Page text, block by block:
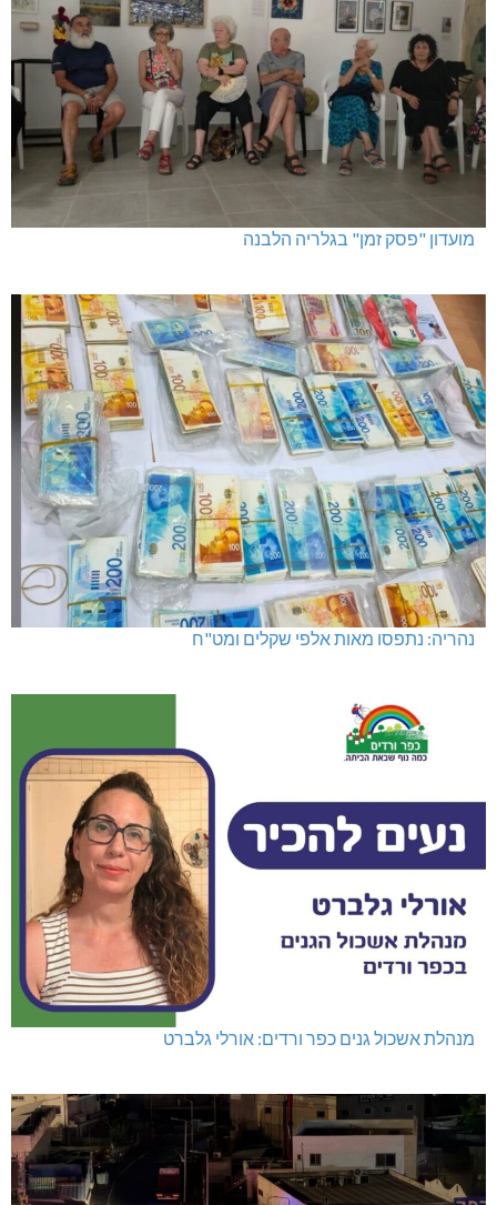
מועדון "פסק זמן" בגלריה הלבנה
נהריה: נתפסו מאות אלפי שקלים ומט"ח
מנהלת אשכול גנים כפר ורדים: אורלי גלברט